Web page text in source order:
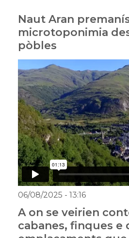
Naut Aran
microtoponimia
pòbles
06/08/2025 - 13:16
A on se veirien
cabanes, finques e